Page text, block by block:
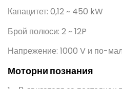
Капацитет: 0,12 ~ 450 kW
Брой полюси: 2 ~ 12P
Напрежение: 1000 V и по-
Моторни познания